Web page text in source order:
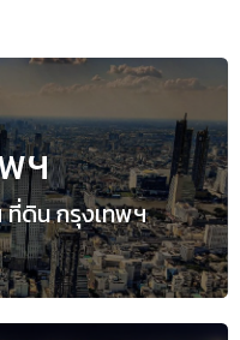
ฯ
ที่ดิน กรุงเทพฯ